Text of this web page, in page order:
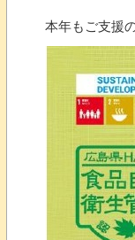
本年もご支援